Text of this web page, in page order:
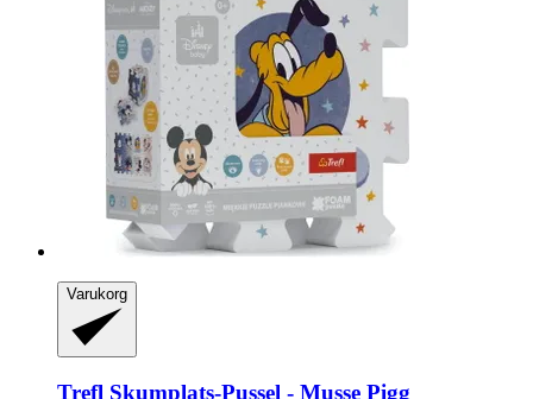
Varukorg
Trefl Skumplats-​Pussel -​ Musse Pigg